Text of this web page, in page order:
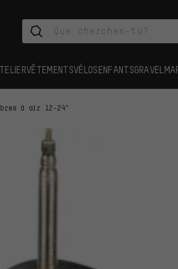
VÊTEMENTSVÉLOSENFANTSGRAVEL
à air 12-24"